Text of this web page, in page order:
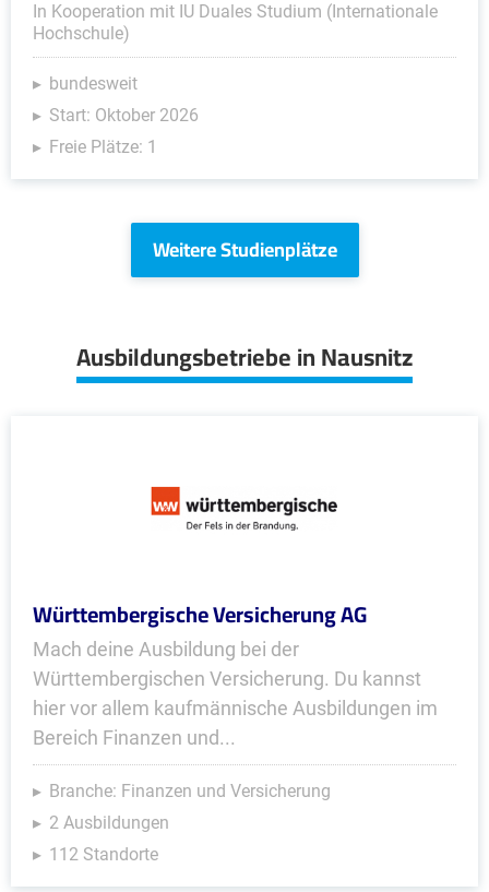
In Kooperation mit IU Duales Studium (Internationale
Hochschule)
bundesweit
Start: Oktober 2026
Freie Plätze: 1
Weitere Studienplätze
Ausbildungsbetriebe in Nausnitz
Württembergische Versicherung AG
Mach deine Ausbildung bei der
Württembergischen Versicherung. Du kannst
hier vor allem kaufmännische Ausbildungen im
Bereich Finanzen und...
Branche: Finanzen und Versicherung
2 Ausbildungen
112 Standorte